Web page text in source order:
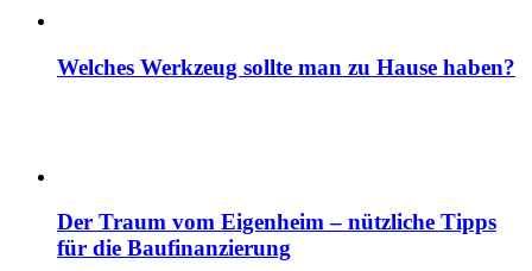
Welches Werkzeug sollte man zu Hause haben?
Der Traum vom Eigenheim – nützliche Tipps
für die Baufinanzierung